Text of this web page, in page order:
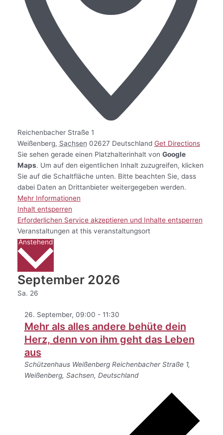
Reichenbacher Straße 1
Weißenberg, Sachsen 02627 Deutschland Get Directions
Sie sehen gerade einen Platzhalterinhalt von Google
Maps. Um auf den eigentlichen Inhalt zuzugreifen, klicken
Sie auf die Schaltfläche unten. Bitte beachten Sie, dass
dabei Daten an Drittanbieter weitergegeben werden.
Mehr Informationen
Inhalt entsperren
Erforderlichen Service akzeptieren und Inhalte entsperren
Veranstaltungen at this veranstaltungsort
AnstehendDatum
wählen.
September 2026
Sa. 26
26. September, 09:00 - 11:30
Mehr als alles andere behüte dein
Herz, denn von ihm geht das Leben
aus
Schützenhaus Weißenberg Reichenbacher Straße 1,
Weißenberg, Sachsen, Deutschland